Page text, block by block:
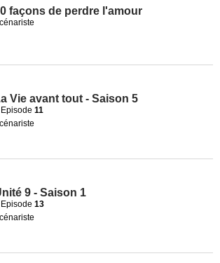
façons de perdre l'amour
Vie avant tout - Saison 5
11
9 - Saison 1
13